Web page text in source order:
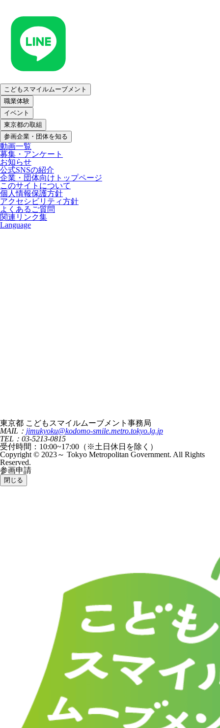
こどもスマイルムーブメント
職業体験
イベント
東京都の取組
参画企業・団体を知る
動画一覧
募集・アンケート
お知らせ
公式SNSの紹介
企業・団体向けトップページ
このサイトについて
個人情報保護方針
アクセシビリティ方針
よくあるご質問
関連リンク集
Language
東京都 こどもスマイルムーブメント事務局
MAIL： jimukyoku@kodomo-smile.metro.tokyo.lg.jp
TEL：03-5213-0815
受付時間：10:00~17:00（※土日休日を除く）
Copyright © 2023～ Tokyo Metropolitan Government. All Rights
Reserved.
参画申請
閉じる